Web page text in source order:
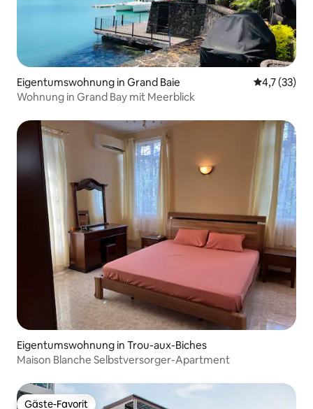
Eigentumswohnung in Grand Baie
4,7 (33)
Wohnung in Grand Bay mit Meerblick
Eigentumswohnung in Trou-aux-Biches
Maison Blanche Selbstversorger-Apartment
Gäste-Favorit